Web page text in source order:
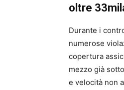
oltre
Durante i
numerose
copertura
mezzo già
e velocità non